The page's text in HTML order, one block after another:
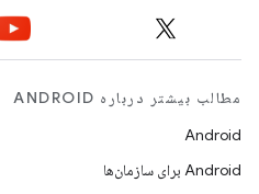
مطالب بیشتر درباره ANDROID
Android
Android برای سازمان‌ها